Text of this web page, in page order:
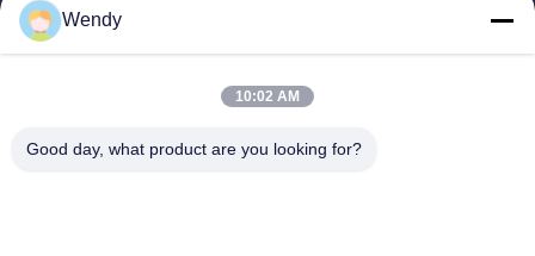
Produkty
Wideo
Pokaz VR
O NAS
Wendy
10:02 AM
Good day, what product are you looking for?